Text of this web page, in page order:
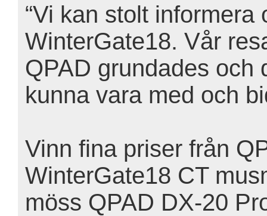
“Vi kan stolt
WinterGate18​. Vår
QPAD grundades och
kunna vara med och
Vinn fina priser från
WinterGate18 CT
möss QPAD DX-20